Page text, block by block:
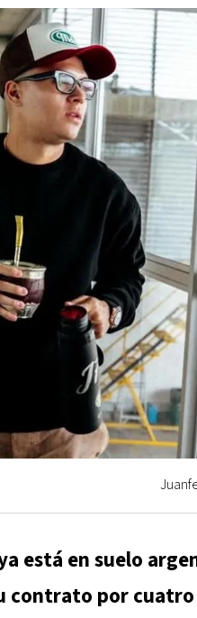
está en suelo
contrato por cuatro